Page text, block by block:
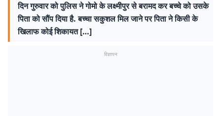
दिन गुरुवार को पुलिस ने गोमो के लक्ष्मीपुर से बरामद कर बच्चे को उसके
पिता को सौंप दिया है. बच्चा सकुशल मिल जाने पर पिता ने किसी के
खिलाफ कोई शिकायत […]
विज्ञापन